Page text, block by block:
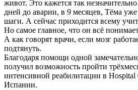
живот. Это кажется так
дней до аварии, в 9 месяцев, Тёма
шаги. А сейчас приходится всему
Но самое главное, что он всё
А как говорят врачи, если мозг
подтянуть.
Благодаря помощи одной
получил возможность пройти
интенсивной реабилитации в Hospital
Испании.